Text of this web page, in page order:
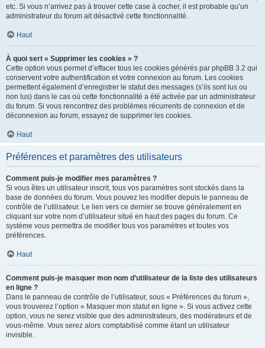
etc. Si vous n’arrivez pas à trouver cette case à cocher, il est probable qu’un
administrateur du forum ait désactivé cette fonctionnalité.
Haut
À quoi sert « Supprimer les cookies » ?
Cette option vous permet d’effacer tous les cookies générés par phpBB 3.2 qui
conservent votre authentification et votre connexion au forum. Les cookies
permettent également d’enregistrer le statut des messages (s’ils sont lus ou
non lus) dans le cas où cette fonctionnalité a été activée par un administrateur
du forum. Si vous rencontrez des problèmes récurrents de connexion et de
déconnexion au forum, essayez de supprimer les cookies.
Haut
Préférences et paramètres des utilisateurs
Comment puis-je modifier mes paramètres ?
Si vous êtes un utilisateur inscrit, tous vos paramètres sont stockés dans la
base de données du forum. Vous pouvez les modifier depuis le panneau de
contrôle de l’utilisateur. Le lien vers ce dernier se trouve généralement en
cliquant sur votre nom d’utilisateur situé en haut des pages du forum. Ce
système vous permettra de modifier tous vos paramètres et toutes vos
préférences.
Haut
Comment puis-je masquer mon nom d’utilisateur de la liste des utilisateurs
en ligne ?
Dans le panneau de contrôle de l’utilisateur, sous « Préférences du forum »,
vous trouverez l’option « Masquer mon statut en ligne ». Si vous activez cette
option, vous ne serez visible que des administrateurs, des modérateurs et de
vous-même. Vous serez alors comptabilisé comme étant un utilisateur
invisible.